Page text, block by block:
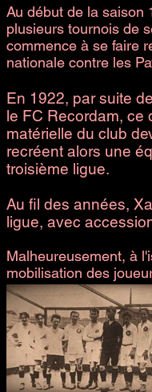
Au début de la saison
plusieurs tournois de
commence à se faire
nationale contre les
En 1922, par suite
le FC Recordam, ce
matérielle du club
recréent alors une
troisième ligue.
Au fil des années,
ligue, avec
Malheureusement, à
mobilisation des